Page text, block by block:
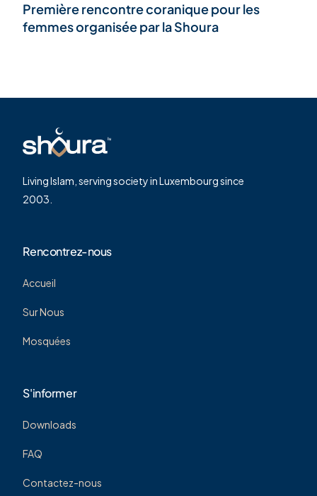
Première rencontre coranique pour les
femmes organisée par la Shoura
Living Islam, serving society in Luxembourg since
2003.
Rencontrez-nous
Accueil
Sur Nous
Mosquées
S'informer
Downloads
FAQ
Contactez-nous